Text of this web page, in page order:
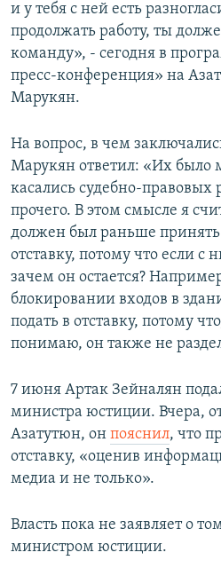
и у тебя с ней есть
продолжать работу, ты
команду», - сегодня в
пресс-конференция» на
Марукян.
На вопрос, в чем
Марукян ответил: «Их было
касались судебно-правовых
прочего. В этом смысле я
должен был раньше
отставку, потому что если с
зачем он остается?
блокировании входов в
подать в отставку, потому
понимаю, он также не
7 июня Артак Зейналян
министра юстиции. Вчера,
Азатутюн, он пояснил, что
отставку, «оценив
медиа и не только».
Власть пока не заявляет о
министром юстиции.